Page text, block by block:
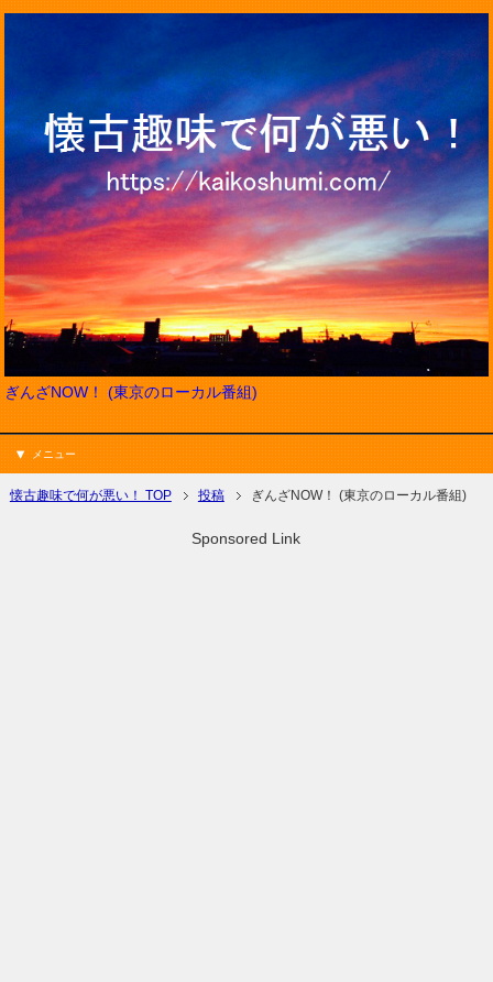
ぎんざNOW！ (東京のローカル番組)
メニュー
懐古趣味で何が悪い！ TOP 投稿 ぎんざNOW！ (東京のローカル番組)
Sponsored Link